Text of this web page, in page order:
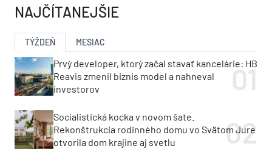
NAJČÍTANEJŠIE
TÝŽDEŇ MESIAC
Prvý developer, ktorý začal stavať kancelárie: HB
Reavis zmenil biznis model a nahneval
investorov
Socialistická kocka v novom šate.
Rekonštrukcia rodinného domu vo Svätom Jure
otvorila dom krajine aj svetlu